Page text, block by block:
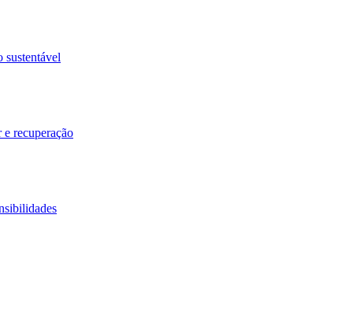
sustentável
recuperação